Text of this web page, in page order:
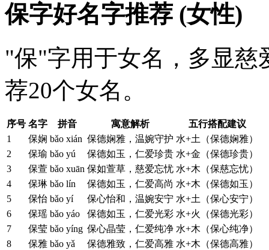
保字好名字推荐 (女性)
"保"字用于女名，多显慈
荐20个女名。
序号 名字 拼音 寓意解析
五行搭配建议
1
保娴 bǎo xián 保德娴雅，温婉守护 水+土（保德娴雅）
2
保瑜 bǎo yú 保德如玉，仁爱珍贵 水+金（保德珍贵）
3
保萱 bǎo xuān 保如萱草，慈爱忘忧 水+木（保慈忘忧）
4
保琳 bǎo lín 保德如玉，仁爱高尚 水+木（保德如玉）
5
保怡 bǎo yí 保心怡和，温婉安宁 水+土（保心安宁）
6
保瑶 bǎo yáo 保德如玉，仁爱光彩 水+火（保德光彩）
7
保莹 bǎo yíng 保心晶莹，仁爱纯净 水+木（保心纯净）
8
保雅 bǎo yǎ 保德雅致，仁爱高雅 水+木（保德高雅）